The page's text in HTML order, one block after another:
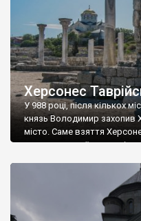
Херсонес
У 988 році, після кількох
князь Володимир захопив
місто. Саме взяття
диктувати свої умови
Херсонесі Володимир-
А потім було Хрещення